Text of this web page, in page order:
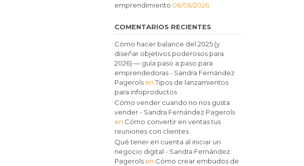
emprendimiento 06/06/2026
COMENTARIOS RECIENTES
Cómo hacer balance del 2025 (y
diseñar objetivos poderosos para
2026) — guía paso a paso para
emprendedoras - Sandra Fernández
PagerolsenTipos de lanzamientos
para infoproductos
Cómo vender cuando no nos gusta
vender - Sandra Fernández Pagerols
en Cómo convertir en ventas tus
reuniones con clientes
Qué tener en cuenta al iniciar un
negocio digital - Sandra Fernández
Pagerolsen Cómo crear embudos de